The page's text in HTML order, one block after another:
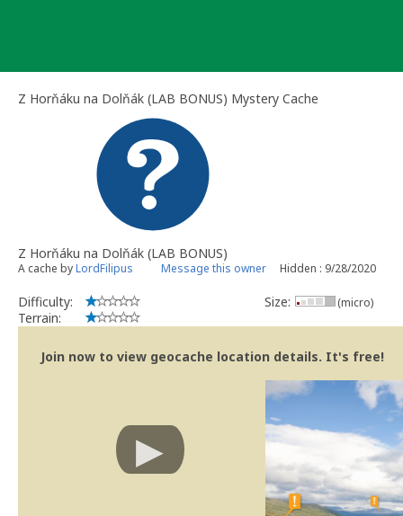
Z Horňáku na Dolňák (LAB BONUS) Mystery Cache
Z Horňáku na Dolňák (LAB BONUS)
A cache byLordFilipus Message this owner Hidden : 9/28/2020
Difficulty:
Terrain:
Size: (micro)
Join now to view geocache location details. It's free!